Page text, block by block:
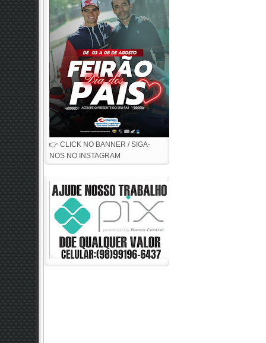
👉 CLICK NO BANNER / SIGA-
NOS NO INSTAGRAM